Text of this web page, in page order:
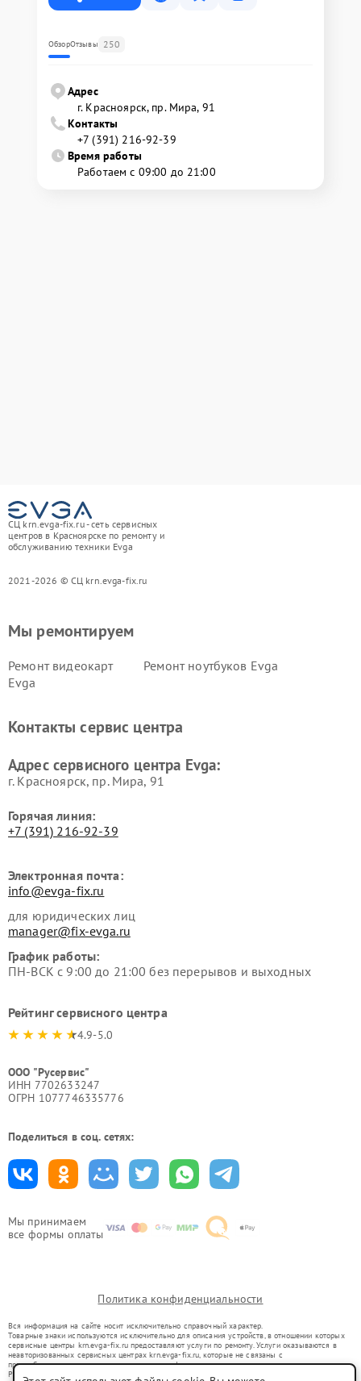
ОбзорОтзывы 250
Адрес
г. Красноярск, ​пр. Мира, 91
Контакты
+7 (391) 216-92-39
Время работы
Работаем с 09:00 до 21:00
СЦ krn.evga-fix.ru - сеть сервисных
центров в Красноярске по ремонту и
обслуживанию техники Evga
2021-2026 © СЦ krn.evga-fix.ru
Мы принимаем
все формы оплаты
Мы ремонтируем
Ремонт видеокарт
Evga
Ремонт ноутбуков Evga
Контакты сервис центра
Адрес сервисного центра Evga:
г. Красноярск, ​пр. Мира, 91
Горячая линия:
+7 (391) 216-92-39
Электронная почта:
info@evga-fix.ru
для юридических лиц
manager@fix-evga.ru
График работы:
ПН-ВСК с 9:00 до 21:00 без перерывов и выходных
Рейтинг сервисного центра
4.9-5.0
ООО "Русервис"
ИНН 7702633247
ОГРН 1077746335776
Поделиться в соц. сетях:
Политика конфиденциальности
Вся информация на сайте носит исключительно справочный характер.
Товарные знаки используются исключительно для описания устройств, в отношении которых
сервисные центры krn.evga-fix.ru предоставляют услуги по ремонту. Услуги оказываются в
неавторизованных сервисных центрах krn.evga-fix.ru, которые не связаны с
правообладателями товарных знаков или их официальными представителями.
Ремонт осуществляется для устройств, уже введенных в гражданский оборот в соответствии